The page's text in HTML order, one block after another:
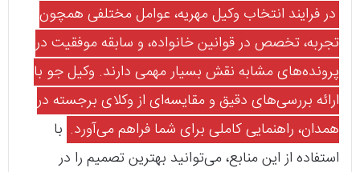
در فرایند انتخاب وکیل مهریه، عوامل مختلفی همچون
تجربه، تخصص در قوانین خانواده، و سابقه موفقیت در
پرونده‌های مشابه نقش بسیار مهمی دارند. وکیل جو با
ارائه بررسی‌های دقیق و مقایسه‌ای از وکلای برجسته در
همدان، راهنمایی کاملی برای شما فراهم می‌آورد. با
استفاده از این منابع، می‌توانید بهترین تصمیم را در